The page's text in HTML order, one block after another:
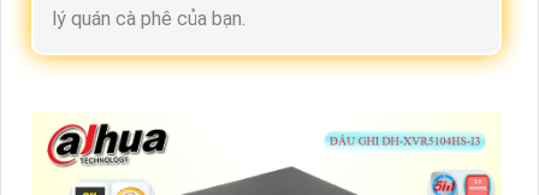
lý quán cà phê của bạn.